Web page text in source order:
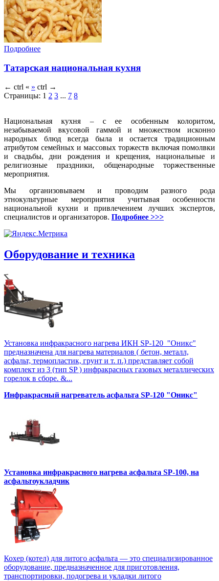
Подробнее
Татарская национальная кухня
← ctrl « » ctrl →
Страницы: 1 2 3 ... 7 8
Национальная кухня – с ее особенным колоритом,
незабываемой вкусовой гаммой и множеством исконно
народных блюд всегда была и остается традиционным
атрибутом семейных и массовых торжеств включая помолвки
и свадьбы, дни рождения и крещения, национальные и
религиозные праздники, общенародные торжественные
мероприятия.
Мы организовываем и проводим разного рода
этнокультурные мероприятия учитывая особенности
национальной кухни и привлечением лучших экспертов,
специалистов и организаторов. Подробнее >>>
Оборудование и техника
Установка инфракрасного нагрева ИКН SP-120 "Оникс"
предназначена для нагрева материалов ( бетон, металл,
асфальт, термопластик, грунт и т. п.) представляет собой
комплект из 3 (тип SP ) инфракрасных газовых металлических
горелок в сборе. &...
Инфракрасный нагреватель асфальта SP-120 "Оникс"
Установка инфракрасного нагрева асфальта SP-100, на
асфальтоукладчик
Кохер (котел) для литого асфальта — это специализированное
оборудование, предназначенное для приготовления,
транспортировки, подогрева и укладки литого